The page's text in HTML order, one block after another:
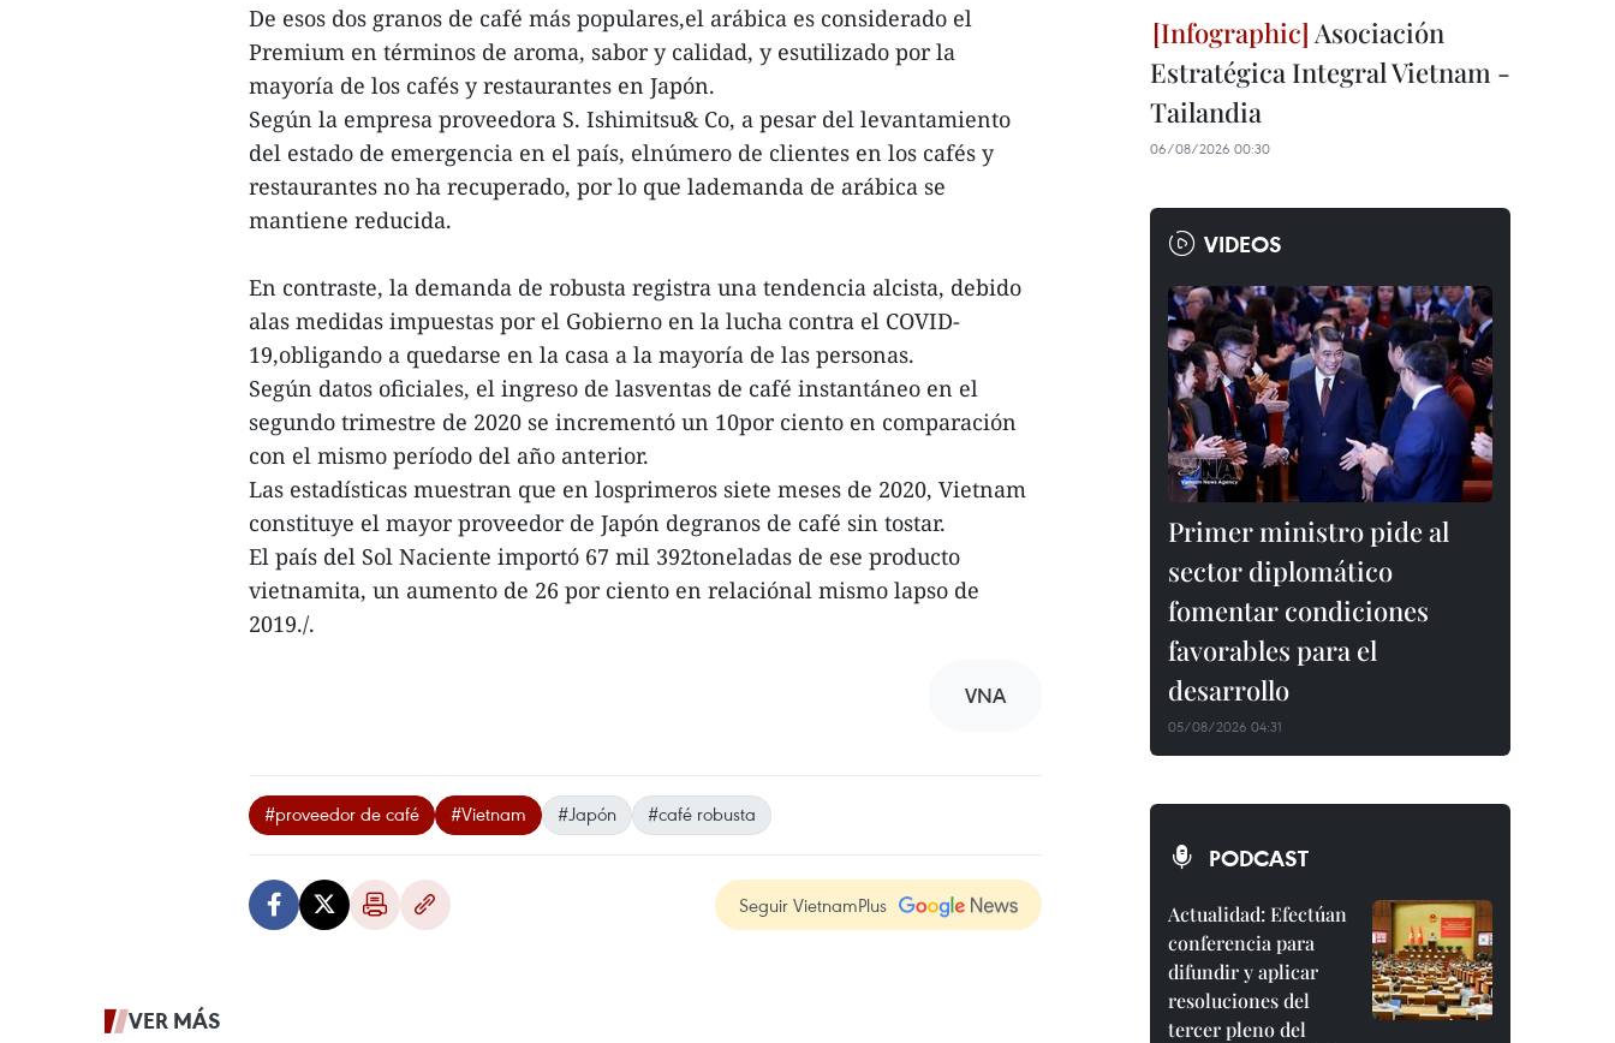
De esos dos granos de café más populares,el arábica es considerado el
Premium en términos de aroma, sabor y calidad, y esutilizado por la
mayoría de los cafés y restaurantes en Japón.
Según la empresa proveedora S. Ishimitsu& Co, a pesar del levantamiento
del estado de emergencia en el país, elnúmero de clientes en los cafés y
restaurantes no ha recuperado, por lo que lademanda de arábica se
mantiene reducida.
En contraste, la demanda de robusta registra una tendencia alcista, debido
alas medidas impuestas por el Gobierno en la lucha contra el COVID-
19,obligando a quedarse en la casa a la mayoría de las personas.
Según datos oficiales, el ingreso de lasventas de café instantáneo en el
segundo trimestre de 2020 se incrementó un 10por ciento en comparación
con el mismo período del año anterior.
Las estadísticas muestran que en losprimeros siete meses de 2020, Vietnam
constituye el mayor proveedor de Japón degranos de café sin tostar.
El país del Sol Naciente importó 67 mil 392toneladas de ese producto
vietnamita, un aumento de 26 por ciento en relaciónal mismo lapso de
2019./.
VNA
#proveedor de café #Vietnam #Japón #café robusta
Seguir VietnamPlus
VER MÁS
Asociación
Estratégica Integral Vietnam -
Tailandia
06/08/2026 00:30
VIDEOS
Primer ministro pide al
sector diplomático
fomentar condiciones
favorables para el
desarrollo
05/08/2026 04:31
PODCAST
Actualidad: Efectúan
conferencia para
difundir y aplicar
resoluciones del
tercer pleno del